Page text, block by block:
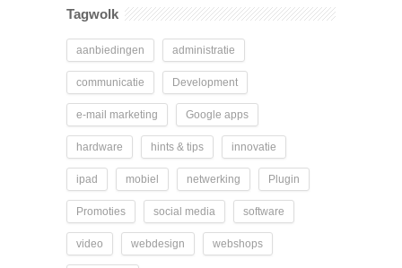
Tagwolk
aanbiedingen administratie
communicatie Development
e-mail marketing Google apps
hardware hints & tips innovatie
ipad mobiel netwerking Plugin
Promoties social media software
video webdesign webshops